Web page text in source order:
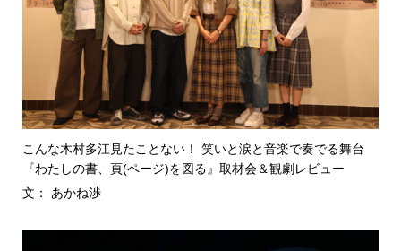
こんな木村多江見たことない！ 笑いと涙と音楽で奏でる舞台
『わたしの書、頁(ページ)を図る』取材会＆観劇レビュー
文： あかね渉